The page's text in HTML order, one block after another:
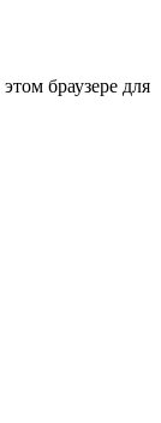
браузере для